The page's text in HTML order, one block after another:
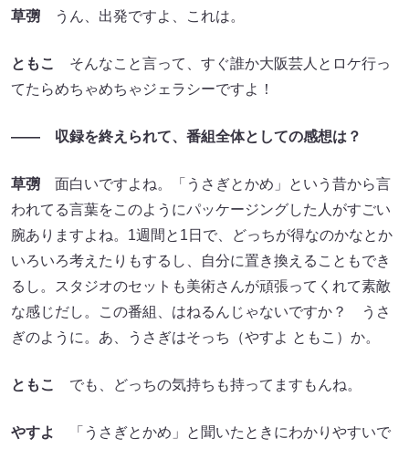
草彅 うん、出発ですよ、これは。
ともこ
そんなこと言って、すぐ誰か大阪芸人とロケ行っ
てたらめちゃめちゃジェラシーですよ！
―― 収録を終えられて、番組全体としての感想は？
草彅 面白いですよね。「うさぎとかめ」という昔から言
われてる言葉をこのようにパッケージングした人がすごい
腕ありますよね。1週間と1日で、どっちが得なのかなとか
いろいろ考えたりもするし、自分に置き換えることもでき
るし。スタジオのセットも美術さんが頑張ってくれて素敵
な感じだし。この番組、はねるんじゃないですか？ うさ
ぎのように。あ、うさぎはそっち（やすよ ともこ）か。
ともこ でも、どっちの気持ちも持ってますもんね。
やすよ
「うさぎとかめ」と聞いたときにわかりやすいで